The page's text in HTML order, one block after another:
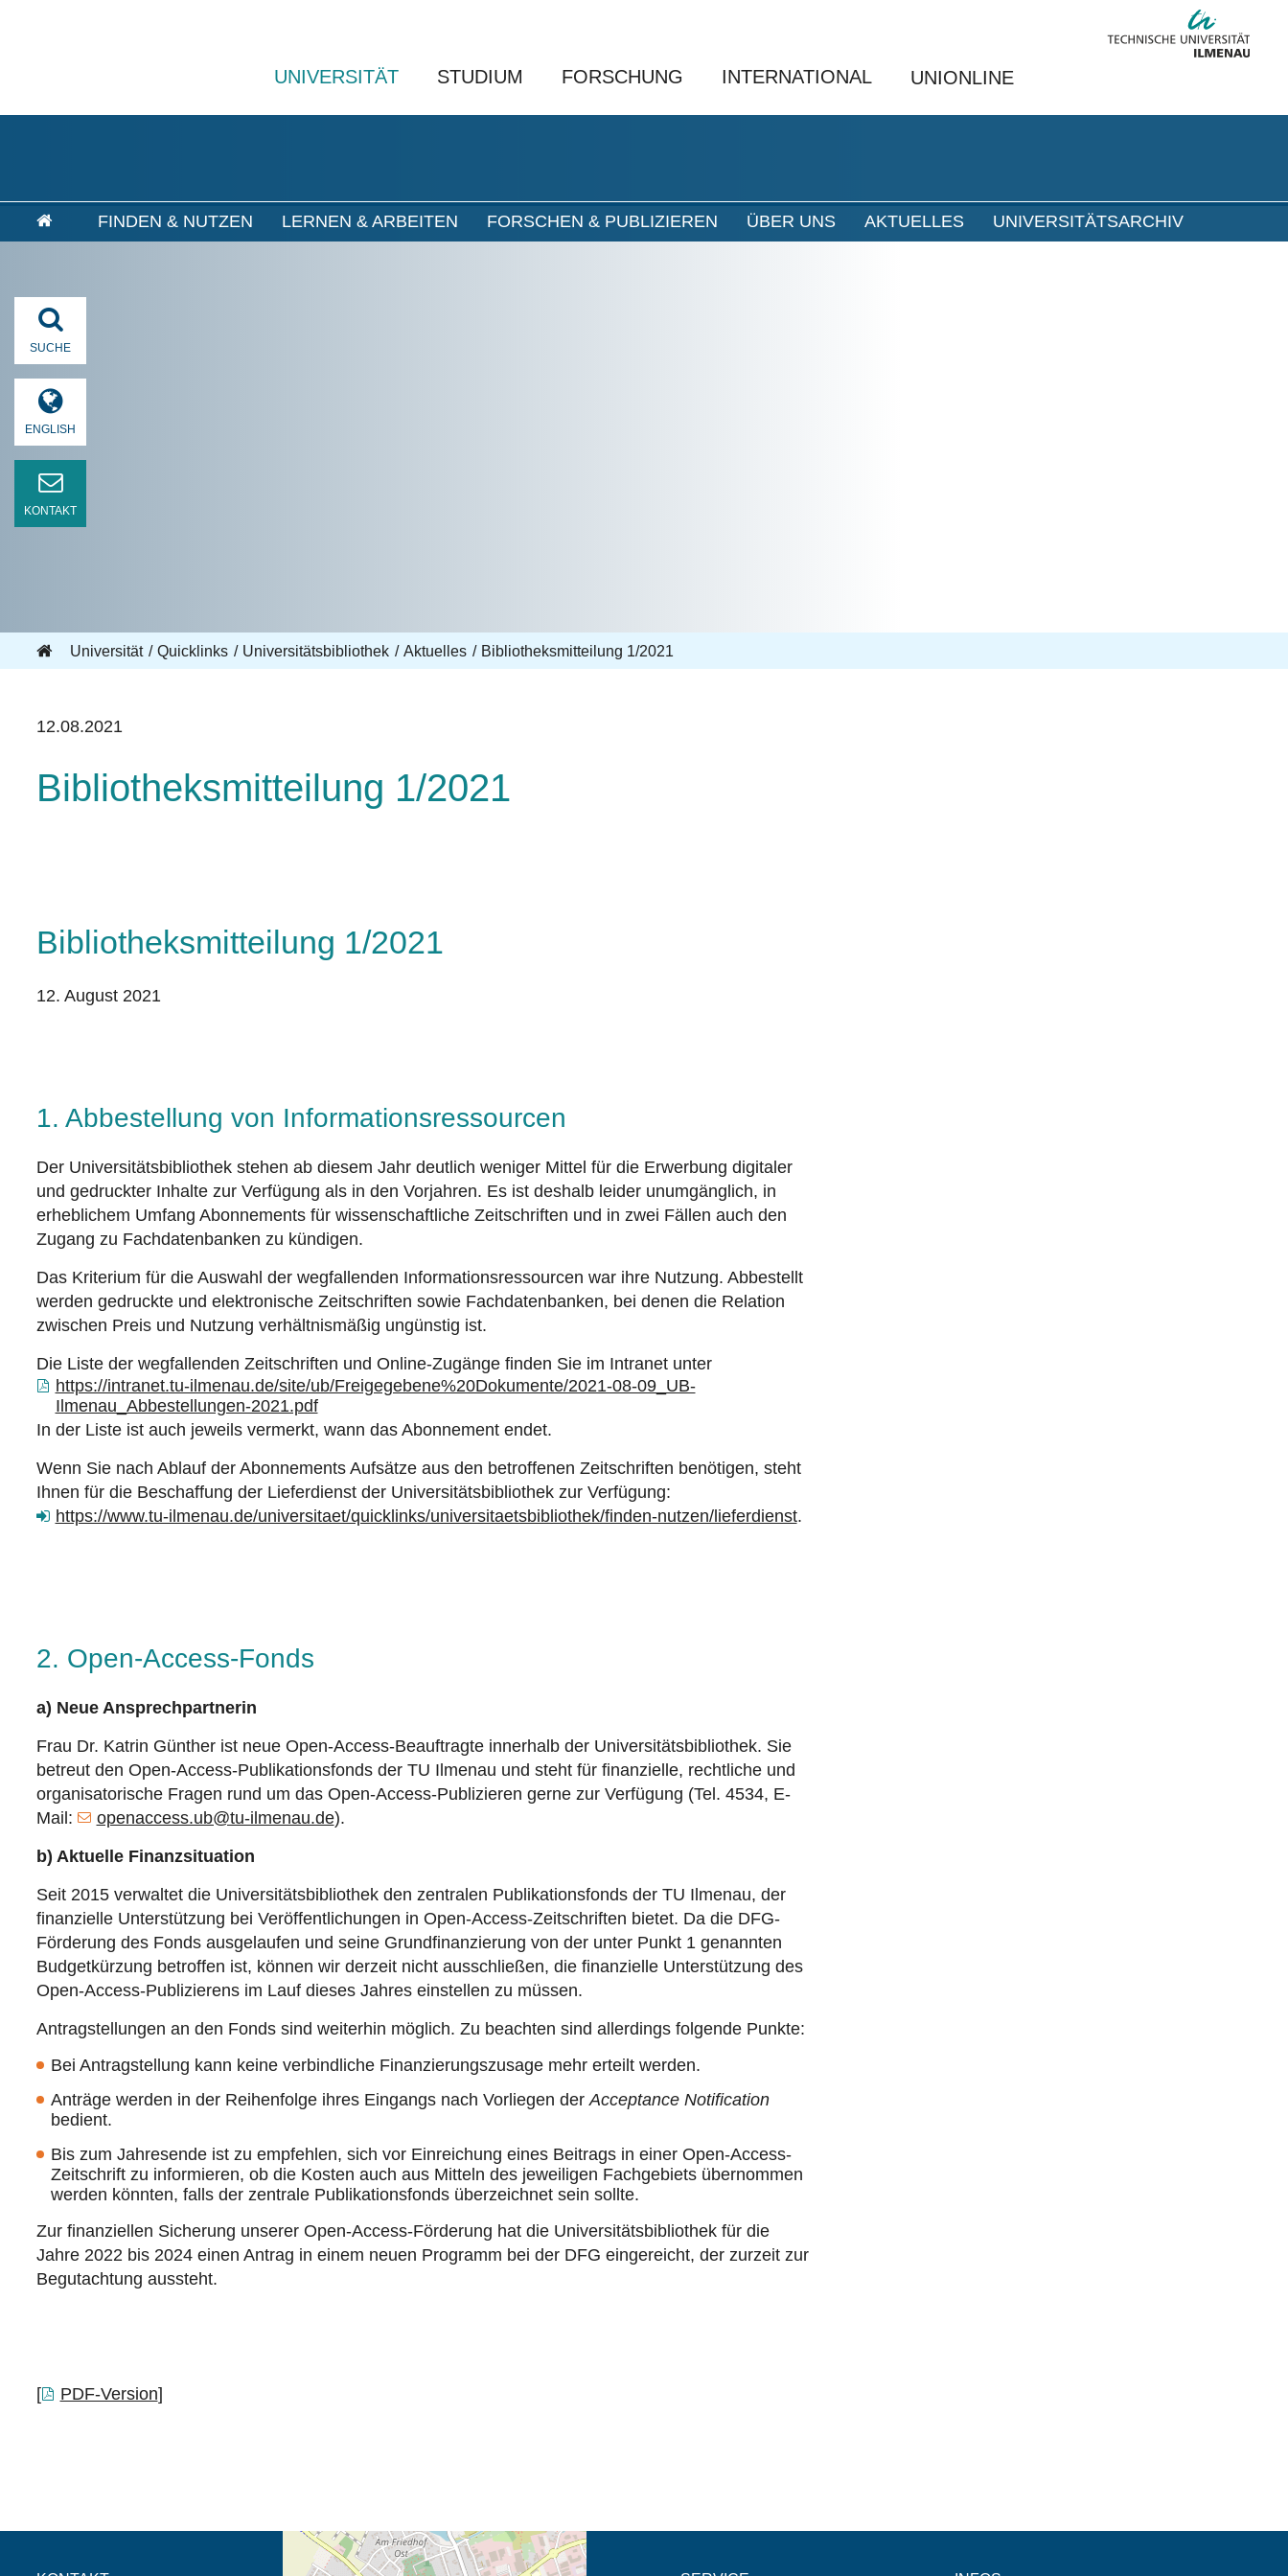
UNIVERSITÄT STUDIUM FORSCHUNG INTERNATIONAL UNIONLINE
FINDEN & NUTZEN LERNEN & ARBEITEN FORSCHEN & PUBLIZIEREN ÜBER UNS AKTUELLES UNIVERSITÄTSARCHIV
SUCHE
ENGLISH
KONTAKT
Universität Quicklinks Universitätsbibliothek Aktuelles Bibliotheksmitteilung 1/2021
12.08.2021
Bibliotheksmitteilung 1/2021
Bibliotheksmitteilung 1/2021
12. August 2021
1. Abbestellung von Informationsressourcen
Der Universitätsbibliothek stehen ab diesem Jahr deutlich weniger Mittel für die Erwerbung digitaler
und gedruckter Inhalte zur Verfügung als in den Vorjahren. Es ist deshalb leider unumgänglich, in
erheblichem Umfang Abonnements für wissenschaftliche Zeitschriften und in zwei Fällen auch den
Zugang zu Fachdatenbanken zu kündigen.
Das Kriterium für die Auswahl der wegfallenden Informationsressourcen war ihre Nutzung. Abbestellt
werden gedruckte und elektronische Zeitschriften sowie Fachdatenbanken, bei denen die Relation
zwischen Preis und Nutzung verhältnismäßig ungünstig ist.
Die Liste der wegfallenden Zeitschriften und Online-Zugänge finden Sie im Intranet unter
https://intranet.tu-ilmenau.de/site/ub/Freigegebene%20Dokumente/2021-08-09_UB-
Ilmenau_Abbestellungen-2021.pdf
In der Liste ist auch jeweils vermerkt, wann das Abonnement endet.
Wenn Sie nach Ablauf der Abonnements Aufsätze aus den betroffenen Zeitschriften benötigen, steht
Ihnen für die Beschaffung der Lieferdienst der Universitätsbibliothek zur Verfügung:
https://www.tu-ilmenau.de/universitaet/quicklinks/universitaetsbibliothek/finden-nutzen/lieferdienst.
2. Open-Access-Fonds
a) Neue Ansprechpartnerin
Frau Dr. Katrin Günther ist neue Open-Access-Beauftragte innerhalb der Universitätsbibliothek. Sie
betreut den Open-Access-Publikationsfonds der TU Ilmenau und steht für finanzielle, rechtliche und
organisatorische Fragen rund um das Open-Access-Publizieren gerne zur Verfügung (Tel. 4534, E-
Mail:
openaccess.ub@tu-ilmenau.de).
b) Aktuelle Finanzsituation
Seit 2015 verwaltet die Universitätsbibliothek den zentralen Publikationsfonds der TU Ilmenau, der
finanzielle Unterstützung bei Veröffentlichungen in Open-Access-Zeitschriften bietet. Da die DFG-
Förderung des Fonds ausgelaufen und seine Grundfinanzierung von der unter Punkt 1 genannten
Budgetkürzung betroffen ist, können wir derzeit nicht ausschließen, die finanzielle Unterstützung des
Open-Access-Publizierens im Lauf dieses Jahres einstellen zu müssen.
Antragstellungen an den Fonds sind weiterhin möglich. Zu beachten sind allerdings folgende Punkte:
Bei Antragstellung kann keine verbindliche Finanzierungszusage mehr erteilt werden.
Anträge werden in der Reihenfolge ihres Eingangs nach Vorliegen derAcceptance Notification
bedient.
Bis zum Jahresende ist zu empfehlen, sich vor Einreichung eines Beitrags in einer Open-Access-
Zeitschrift zu informieren, ob die Kosten auch aus Mitteln des jeweiligen Fachgebiets übernommen
werden könnten, falls der zentrale Publikationsfonds überzeichnet sein sollte.
Zur finanziellen Sicherung unserer Open-Access-Förderung hat die Universitätsbibliothek für die
Jahre 2022 bis 2024 einen Antrag in einem neuen Programm bei der DFG eingereicht, der zurzeit zur
Begutachtung aussteht.
[ PDF-Version]
Öffnet die Anfahrtsbeschreibung in neuem
Tab (Karte)